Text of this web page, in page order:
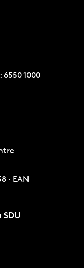
6550 1000
· EAN